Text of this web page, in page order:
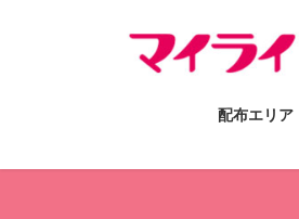
ス
ン
配布エリア